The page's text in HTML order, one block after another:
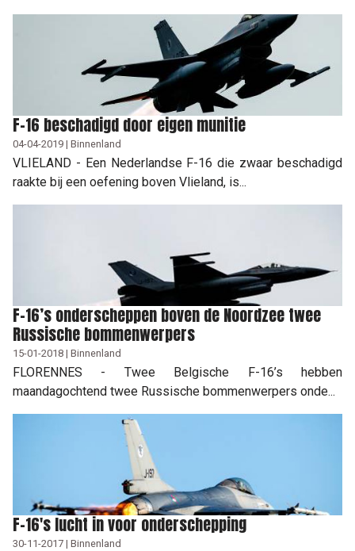
F-16 beschadigd door eigen munitie
04-04-2019 | Binnenland
VLIELAND - Een Nederlandse F-16 die zwaar beschadigd
raakte bij een oefening boven Vlieland, is...
F-16’s onderscheppen boven de Noordzee twee
Russische bommenwerpers
15-01-2018 | Binnenland
FLORENNES - Twee Belgische F-16’s hebben
maandagochtend twee Russische bommenwerpers onde...
F-16's lucht in voor onderschepping
30-11-2017 | Binnenland